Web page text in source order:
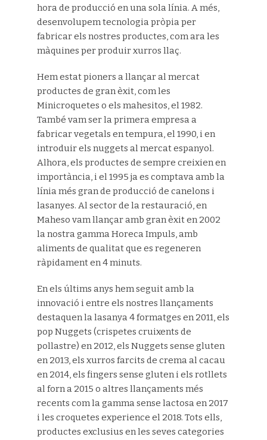
hora de producció en una sola línia. A més,
desenvolupem tecnologia pròpia per
fabricar els nostres productes, com ara les
màquines per produir xurros llaç.
Hem estat pioners a llançar al mercat
productes de gran èxit, com les
Minicroquetes o els mahesitos, el 1982.
També vam ser la primera empresa a
fabricar vegetals en tempura, el 1990, i en
introduir els nuggets al mercat espanyol.
Alhora, els productes de sempre creixien en
importància, i el 1995 ja es comptava amb la
línia més gran de producció de canelons i
lasanyes. Al sector de la restauració, en
Maheso vam llançar amb gran èxit en 2002
la nostra gamma Horeca Impuls, amb
aliments de qualitat que es regeneren
ràpidament en 4 minuts.
En els últims anys hem seguit amb la
innovació i entre els nostres llançaments
destaquen la lasanya 4 formatges en 2011, els
pop Nuggets (crispetes cruixents de
pollastre) en 2012, els Nuggets sense gluten
en 2013, els xurros farcits de crema al cacau
en 2014, els fingers sense gluten i els rotllets
al forn a 2015 o altres llançaments més
recents com la gamma sense lactosa en 2017
i les croquetes experience el 2018. Tots ells,
productes exclusius en les seves categories